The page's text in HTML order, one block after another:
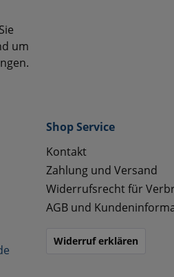
um
Shop Service
Kontakt
Zahlung und Versand
Widerrufsrecht für
AGB und
Widerruf erklären